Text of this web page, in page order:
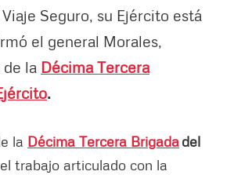
Seguro, su Ejército está
el general Morales,
la Décima Tercera
.
la Décima Tercera Brigadadel
trabajo articulado con la